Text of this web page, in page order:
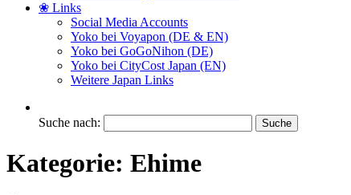
❀ Links
Social Media Accounts
Yoko bei Voyapon (DE & EN)
Yoko bei GoGoNihon (DE)
Yoko bei CityCost Japan (EN)
Weitere Japan Links
Suche nach:
Kategorie: Ehime